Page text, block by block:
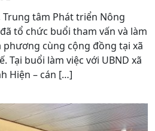
Trung tâm Phát triển Nông
tổ chức buổi tham vấn và làm
phương cùng cộng đồng tại xã
Tại buổi làm việc với UBND xã
Hiện – cán […]